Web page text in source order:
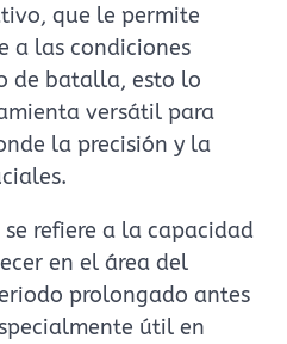
que le permite
a las condiciones
de batalla, esto lo
versátil para
la precisión y la
refiere a la capacidad
en el área del
prolongado antes
útil en